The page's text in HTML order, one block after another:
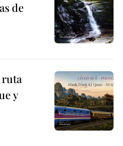
de
ruta
y